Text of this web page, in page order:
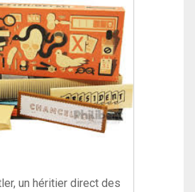
un héritier direct des